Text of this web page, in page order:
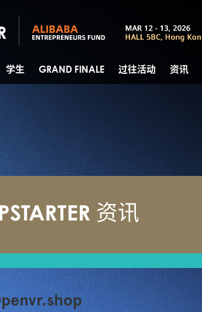
学生 GRAND FINALE 过往活动 资讯
资讯